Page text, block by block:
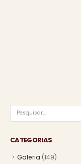
CATEGORIAS
Galeria (149)